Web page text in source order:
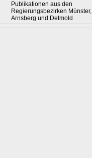
Publikationen aus den
Regierungsbezirken Münster,
Arnsberg und Detmold